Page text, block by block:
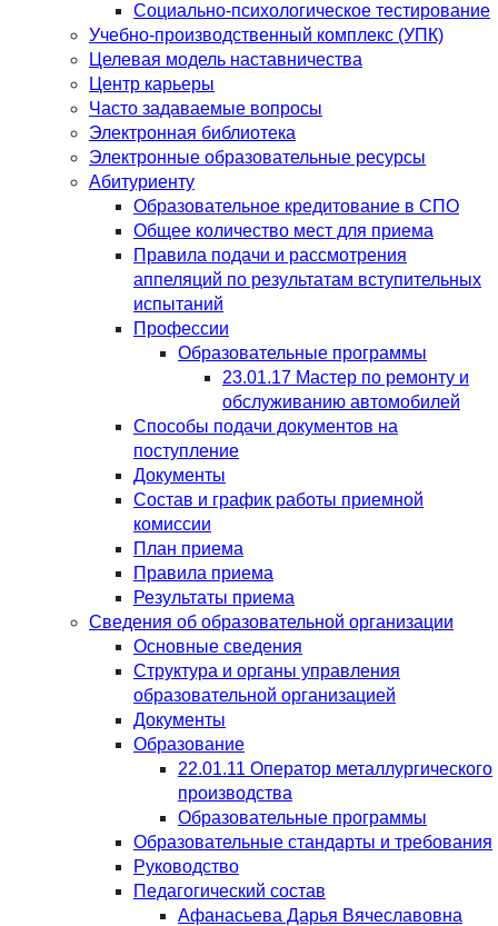
Социально-психологическое тестирование
Учебно-производственный комплекс (УПК)
Целевая модель наставничества
Центр карьеры
Часто задаваемые вопросы
Электронная библиотека
Электронные образовательные ресурсы
Абитуриенту
Образовательное кредитование в СПО
Общее количество мест для приема
Правила подачи и рассмотрения
аппеляций по результатам вступительных
испытаний
Профессии
Образовательные программы
23.01.17 Мастер по ремонту и
обслуживанию автомобилей
Способы подачи документов на
поступление
Документы
Состав и график работы приемной
комиссии
План приема
Правила приема
Результаты приема
Сведения об образовательной организации
Основные сведения
Структура и органы управления
образовательной организацией
Документы
Образование
22.01.11 Оператор металлургического
производства
Образовательные программы
Образовательные стандарты и требования
Руководство
Педагогический состав
Афанасьева Дарья Вячеславовна